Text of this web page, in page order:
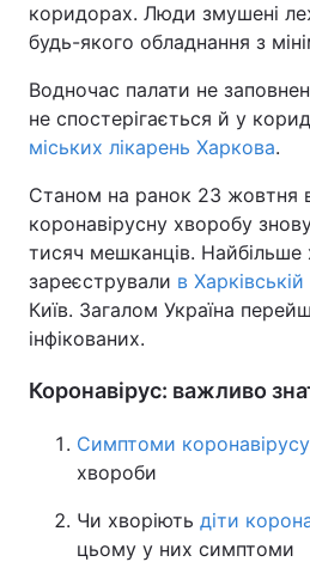
коридорах. Люди змушені
будь-якого обладнання з
Водночас палати не
не спостерігається й у
міських лікарень Харкова.
Станом на ранок 23 жовтня в
коронавірусну хворобу
тисяч мешканців. Найбільше
зареєстрували в Харківській
Київ. Загалом Україна
інфікованих.
Коронавірус: важливо
Симптоми коронавірусу
хвороби
Чи хворіють діти
цьому у них симптоми